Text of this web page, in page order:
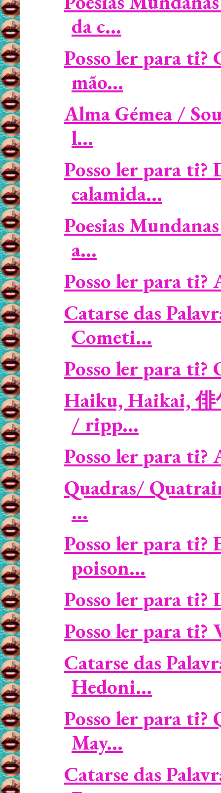
da c...
Posso ler para ti?
mão...
Alma Gémea /
l...
Posso ler para ti?
calamida...
Poesias
a...
Posso ler para
Catarse das
Cometi...
Posso ler para ti?
Haiku, Haikai, 俳
/ ripp...
Posso ler para
Quadras/
...
Posso ler para ti?
poison...
Posso ler para ti?
Posso ler para ti?
Catarse das
Hedoni...
Posso ler para ti?
May...
Catarse das